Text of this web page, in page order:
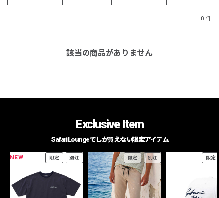
0 件
該当の商品がありません
Exclusive Item
Safari Loungeでしか買えない限定アイテム
NEW 限定 別注 限定 別注 限定